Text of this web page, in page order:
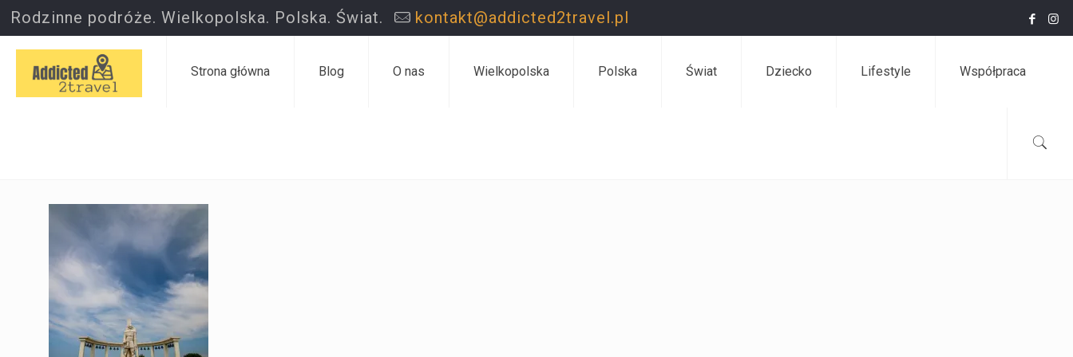
Rodzinne podróże. Wielkopolska. Polska. Świat. kontakt@addicted2travel.pl
Strona główna Blog O nas Wielkopolska Polska Świat Dziecko Lifestyle Współpraca